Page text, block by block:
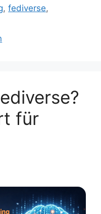
,fediverse,
für